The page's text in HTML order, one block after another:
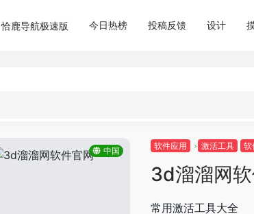
恰鹿导航极速版 今日热榜 投稿反馈 设计
中国 软件应用 激活工具 软
3d溜溜网
常用激活工具大全